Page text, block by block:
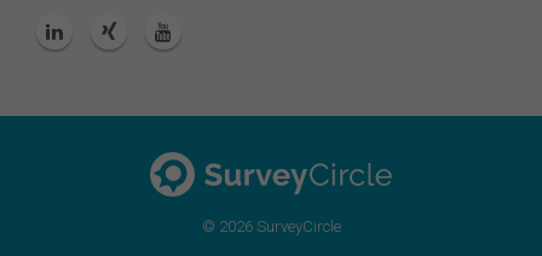
© 2026 SurveyCircle